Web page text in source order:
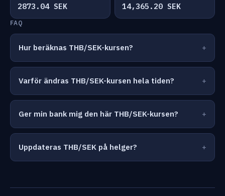
2873.04 SEK 14,365.20 SEK
FAQ
Hur beräknas THB/SEK-kursen?
Varför ändras THB/SEK-kursen hela tiden?
Ger min bank mig den här THB/SEK-kursen?
Uppdateras THB/SEK på helger?